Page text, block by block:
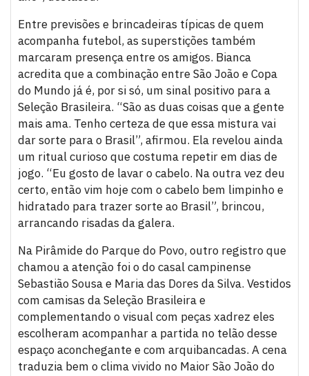
Entre previsões e brincadeiras típicas de quem
acompanha futebol, as superstições também
marcaram presença entre os amigos. Bianca
acredita que a combinação entre São João e Copa
do Mundo já é, por si só, um sinal positivo para a
Seleção Brasileira. “São as duas coisas que a gente
mais ama. Tenho certeza de que essa mistura vai
dar sorte para o Brasil”, afirmou. Ela revelou ainda
um ritual curioso que costuma repetir em dias de
jogo. “Eu gosto de lavar o cabelo. Na outra vez deu
certo, então vim hoje com o cabelo bem limpinho e
hidratado para trazer sorte ao Brasil”, brincou,
arrancando risadas da galera.
Na Pirâmide do Parque do Povo, outro registro que
chamou a atenção foi o do casal campinense
Sebastião Sousa e Maria das Dores da Silva. Vestidos
com camisas da Seleção Brasileira e
complementando o visual com peças xadrez eles
escolheram acompanhar a partida no telão desse
espaço aconchegante e com arquibancadas. A cena
traduzia bem o clima vivido no Maior São João do